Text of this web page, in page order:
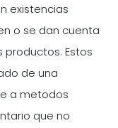
existencias
o se dan cuenta
productos. Estos
de una
a metodos
que no